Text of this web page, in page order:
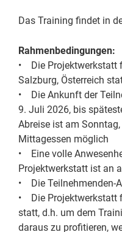
Das Training findet in
Rahmenbedingungen:
• Die Projektwerkstatt
Salzburg, Österreich
• Die Ankunft der
9. Juli 2026, bis
Abreise ist am
Mittagessen möglich
• Eine volle
Projektwerkstatt ist an
• Die Teilnehmenden-
• Die Projektwerkstatt
statt, d.h. um dem
daraus zu profitieren,